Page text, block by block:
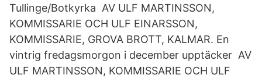
Tullinge/Botkyrka AV ULF MARTINSSON,
KOMMISSARIE OCH ULF EINARSSON,
KOMMISSARIE, GROVA BROTT, KALMAR. En
vintrig fredagsmorgon i december upptäcker AV
ULF MARTINSSON, KOMMISSARIE OCH ULF